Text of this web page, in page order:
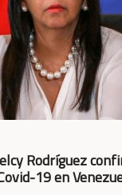
Rodríguez
19 en